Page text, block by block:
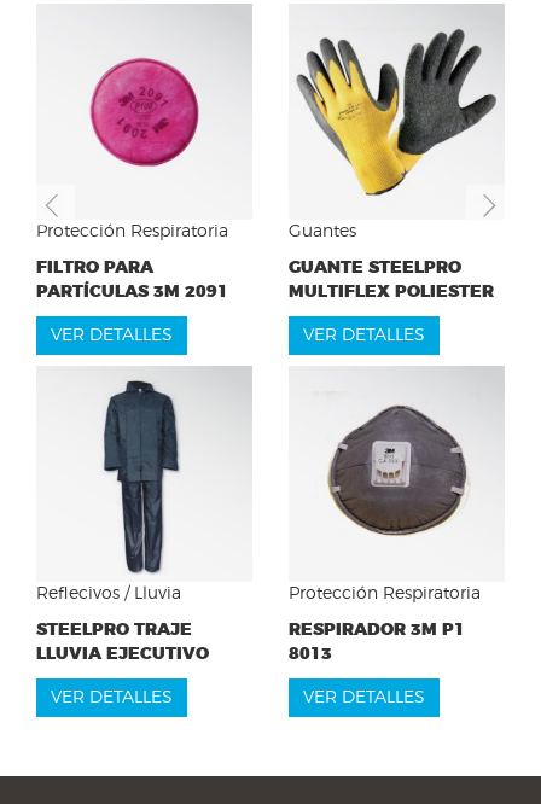
Protección Respiratoria
FILTRO PARA
PARTÍCULAS 3M 2091
VER DETALLES
Guantes
GUANTE STEELPRO
MULTIFLEX POLIESTER
VER DETALLES
Reflecivos / Lluvia
STEELPRO TRAJE
LLUVIA EJECUTIVO
VER DETALLES
Protección Respiratoria
RESPIRADOR 3M P1
8013
VER DETALLES